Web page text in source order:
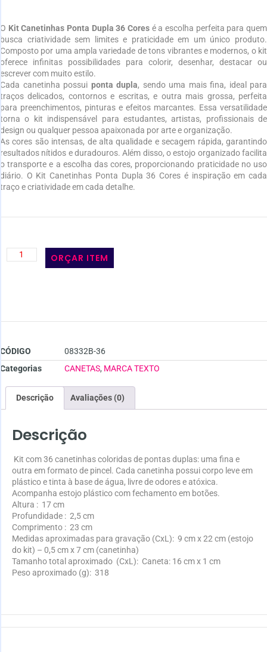
O Kit Canetinhas Ponta Dupla 36 Cores é a escolha perfeita para quem
busca criatividade sem limites e praticidade em um único produto.
Composto por uma ampla variedade de tons vibrantes e modernos, o kit
oferece infinitas possibilidades para colorir, desenhar, destacar ou
escrever com muito estilo.
Cada canetinha possui ponta dupla, sendo uma mais fina, ideal para
traços delicados, contornos e escritas, e outra mais grossa, perfeita
para preenchimentos, pinturas e efeitos marcantes. Essa versatilidade
torna o kit indispensável para estudantes, artistas, profissionais de
design ou qualquer pessoa apaixonada por arte e organização.
As cores são intensas, de alta qualidade e secagem rápida, garantindo
resultados nítidos e duradouros. Além disso, o estojo organizado facilita
o transporte e a escolha das cores, proporcionando praticidade no uso
diário. O Kit Canetinhas Ponta Dupla 36 Cores é inspiração em cada
traço e criatividade em cada detalhe.
ORÇAR ITEM
CÓDIGO
08332B-36
Categorias
CANETAS, MARCA TEXTO
Descrição Avaliações (0)
Descrição
Kit com 36 canetinhas coloridas de pontas duplas: uma fina e
outra em formato de pincel. Cada canetinha possui corpo leve em
plástico e tinta à base de água, livre de odores e atóxica.
Acompanha estojo plástico com fechamento em botões.
Altura : 17 cm
Profundidade : 2,5 cm
Comprimento : 23 cm
Medidas aproximadas para gravação (CxL): 9 cm x 22 cm (estojo
do kit) – 0,5 cm x 7 cm (canetinha)
Tamanho total aproximado (CxL): Caneta: 16 cm x 1 cm
Peso aproximado (g): 318